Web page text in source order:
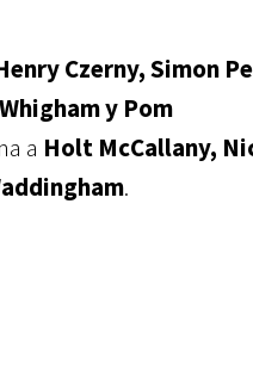
Czerny, Simon
y Pom
a Holt McCallany,
.